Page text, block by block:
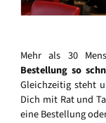
Mehr als 30
Bestellung so
Gleichzeitig steht
Dich mit Rat und
eine Bestellung